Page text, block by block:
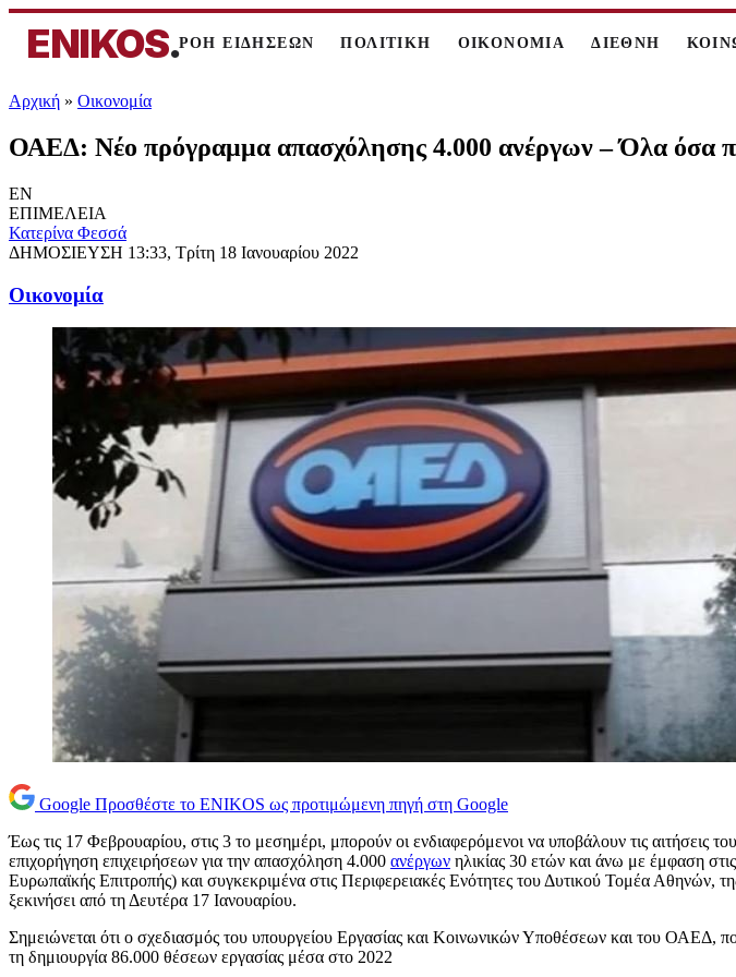
ENIKOS.ΡΟΗ ΕΙΔΗΣΕΩΝ ΠΟΛΙΤΙΚΗ ΟΙΚΟΝΟΜΙΑ ΔΙΕΘΝΗ
Αρχική » Oικονομία
ΟΑΕΔ: Νέο πρόγραμμα απασχόλησης 4.000 ανέργων – Όλα όσα
EN
ΕΠΙΜΕΛΕΙΑ
Κατερίνα Φεσσά
ΔΗΜΟΣΙΕΥΣΗ 13:33, Τρίτη 18 Ιανουαρίου 2022
Oικονομία
Google Προσθέστε το ENIKOS ως προτιμώμενη πηγή στη Google
Έως τις 17 Φεβρουαρίου, στις 3 το μεσημέρι, μπορούν οι ενδιαφερόμενοι να υποβάλουν τις αιτήσεις
επιχορήγηση επιχειρήσεων για την απασχόληση 4.000 ανέργων ηλικίας 30 ετών και άνω με έμφαση
Ευρωπαϊκής Επιτροπής) και συγκεκριμένα στις Περιφερειακές Ενότητες του Δυτικού Τομέα Αθηνών,
ξεκινήσει από τη Δευτέρα 17 Ιανουαρίου.
Σημειώνεται ότι ο σχεδιασμός του υπουργείου Εργασίας και Κοινωνικών Υποθέσεων και του
τη δημιουργία 86.000 θέσεων εργασίας μέσα στο 2022